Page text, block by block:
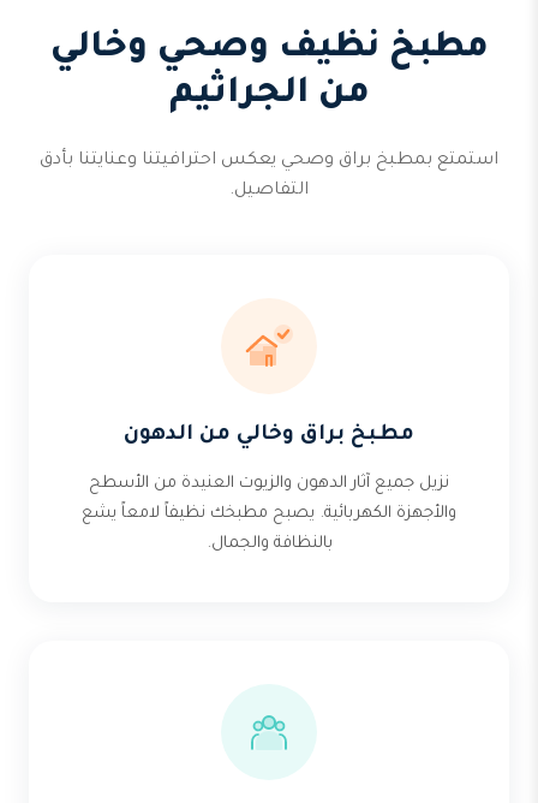
مطبخ نظيف وصحي وخالي
من الجراثيم
استمتع بمطبخ براق وصحي يعكس احترافيتنا وعنايتنا بأدق
التفاصيل.
مطبخ براق وخالي من الدهون
نزيل جميع آثار الدهون والزيوت العنيدة من الأسطح
والأجهزة الكهربائية. يصبح مطبخك نظيفاً لامعاً يشع
بالنظافة والجمال.